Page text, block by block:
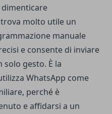
molto utile un
manuale
e consente di inviare
gesto. È la
WhatsApp come
perché è
e affidarsi a un